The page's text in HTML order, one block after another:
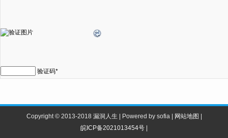
验证码*
Copyright © 2013-2018 漏洞人生 | Powered by sofia | 网站地图
皖ICP备2021013454号